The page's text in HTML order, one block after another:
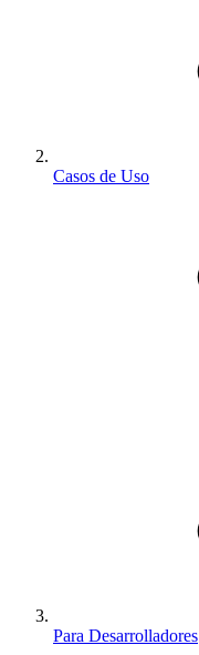
Casos de Uso
Para Desarrolladores